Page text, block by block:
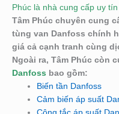
Phúc là nhà cung cấp uy
Tâm Phúc chuyên cung
tùng van Danfoss chính
giá cả cạnh tranh cùng
Ngoài ra, Tâm Phúc còn
Danfoss bao gồm:
Biến tần Danfoss
Cảm biến áp suất